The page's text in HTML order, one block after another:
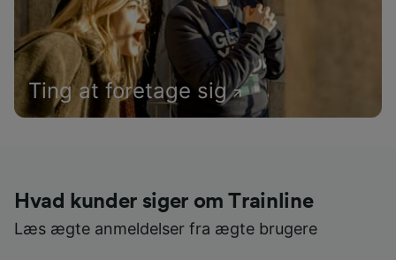
Ting at foretage sig
Hvad kunder siger om Trainline
Læs ægte anmeldelser fra ægte brugere